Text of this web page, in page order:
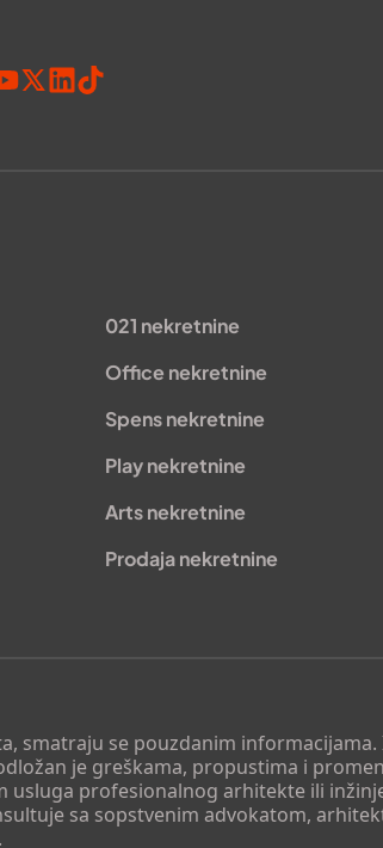
smatraju se pouzdanim
je greškama, propustima i
profesionalnog arhitekte ili
sa sopstvenim advokatom,
021 nekretnine
Office nekretnine
Spens nekretnine
Play nekretnine
Arts nekretnine
Prodaja nekretnine